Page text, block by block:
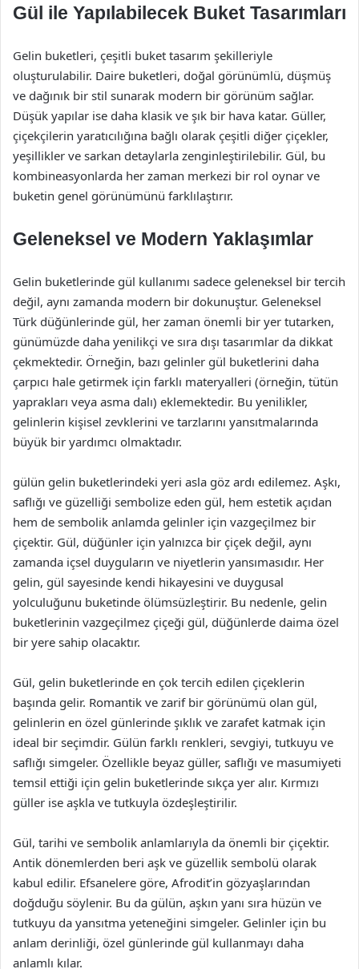
Gül ile Yapılabilecek Buket Tasarımları
Gelin buketleri, çeşitli buket tasarım şekilleriyle
oluşturulabilir. Daire buketleri, doğal görünümlü, düşmüş
ve dağınık bir stil sunarak modern bir görünüm sağlar.
Düşük yapılar ise daha klasik ve şık bir hava katar. Güller,
çiçekçilerin yaratıcılığına bağlı olarak çeşitli diğer çiçekler,
yeşillikler ve sarkan detaylarla zenginleştirilebilir. Gül, bu
kombineasyonlarda her zaman merkezi bir rol oynar ve
buketin genel görünümünü farklılaştırır.
Geleneksel ve Modern Yaklaşımlar
Gelin buketlerinde gül kullanımı sadece geleneksel bir tercih
değil, aynı zamanda modern bir dokunuştur. Geleneksel
Türk düğünlerinde gül, her zaman önemli bir yer tutarken,
günümüzde daha yenilikçi ve sıra dışı tasarımlar da dikkat
çekmektedir. Örneğin, bazı gelinler gül buketlerini daha
çarpıcı hale getirmek için farklı materyalleri (örneğin, tütün
yaprakları veya asma dalı) eklemektedir. Bu yenilikler,
gelinlerin kişisel zevklerini ve tarzlarını yansıtmalarında
büyük bir yardımcı olmaktadır.
gülün gelin buketlerindeki yeri asla göz ardı edilemez. Aşkı,
saflığı ve güzelliği sembolize eden gül, hem estetik açıdan
hem de sembolik anlamda gelinler için vazgeçilmez bir
çiçektir. Gül, düğünler için yalnızca bir çiçek değil, aynı
zamanda içsel duyguların ve niyetlerin yansımasıdır. Her
gelin, gül sayesinde kendi hikayesini ve duygusal
yolculuğunu buketinde ölümsüzleştirir. Bu nedenle, gelin
buketlerinin vazgeçilmez çiçeği gül, düğünlerde daima özel
bir yere sahip olacaktır.
Gül, gelin buketlerinde en çok tercih edilen çiçeklerin
başında gelir. Romantik ve zarif bir görünümü olan gül,
gelinlerin en özel günlerinde şıklık ve zarafet katmak için
ideal bir seçimdir. Gülün farklı renkleri, sevgiyi, tutkuyu ve
saflığı simgeler. Özellikle beyaz güller, saflığı ve masumiyeti
temsil ettiği için gelin buketlerinde sıkça yer alır. Kırmızı
güller ise aşkla ve tutkuyla özdeşleştirilir.
Gül, tarihi ve sembolik anlamlarıyla da önemli bir çiçektir.
Antik dönemlerden beri aşk ve güzellik sembolü olarak
kabul edilir. Efsanelere göre, Afrodit’in gözyaşlarından
doğduğu söylenir. Bu da gülün, aşkın yanı sıra hüzün ve
tutkuyu da yansıtma yeteneğini simgeler. Gelinler için bu
anlam derinliği, özel günlerinde gül kullanmayı daha
anlamlı kılar.